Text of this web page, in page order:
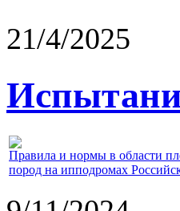
21/4/2025
Правила и нормы в области
пород на ипподромах